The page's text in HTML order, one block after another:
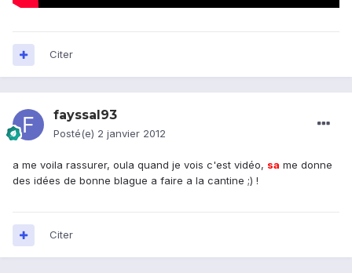
Citer
fayssal93
Posté(e) 2 janvier 2012
a me voila rassurer, oula quand je vois c'est vidéo, sa me donne
des idées de bonne blague a faire a la cantine ;) !
Citer